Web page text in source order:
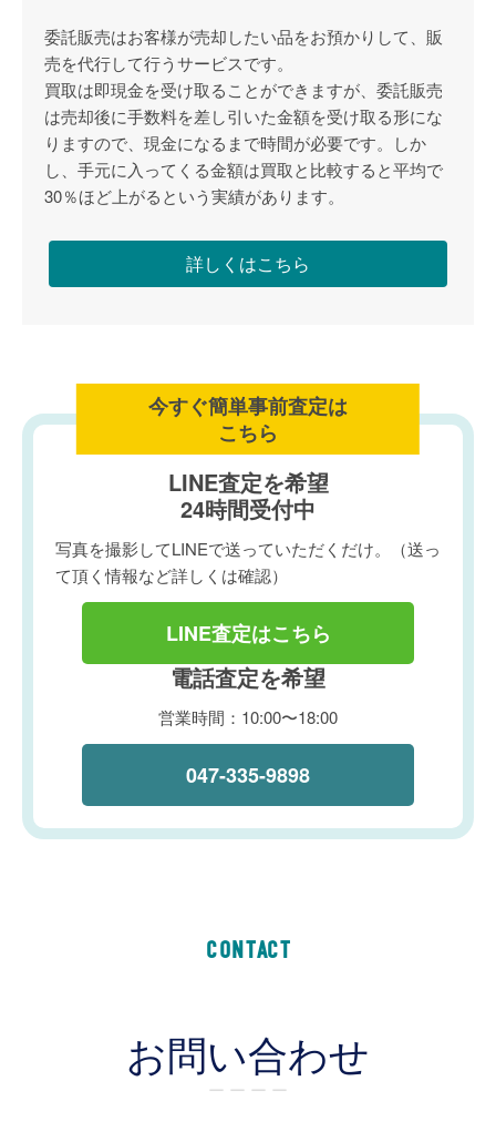
委託販売はお客様が売却したい品をお預かりして、販
売を代行して行うサービスです。
買取は即現金を受け取ることができますが、委託販売
は売却後に手数料を差し引いた金額を受け取る形にな
りますので、現金になるまで時間が必要です。しか
し、手元に入ってくる金額は買取と比較すると平均で
30％ほど上がるという実績があります。
詳しくはこちら
今すぐ簡単事前査定は
こちら
LINE査定を希望
24時間受付中
写真を撮影してLINEで送っていただくだけ。（送っ
て頂く情報など詳しくは確認）
LINE査定はこちら
電話査定を希望
営業時間：10:00〜18:00
047-335-9898
CONTACT
お問い合わせ
ー ー ー ー